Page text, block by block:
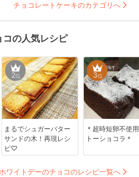
チョコレートケーキのカテゴリへ
の人気レシピ
2位
まるでシュガーバター
サンドの木！再現レシ
ピ♡
3位
＊超時短卵不使
トーショコラ＊
ホワイトデーのチョコのレシピ一覧へ